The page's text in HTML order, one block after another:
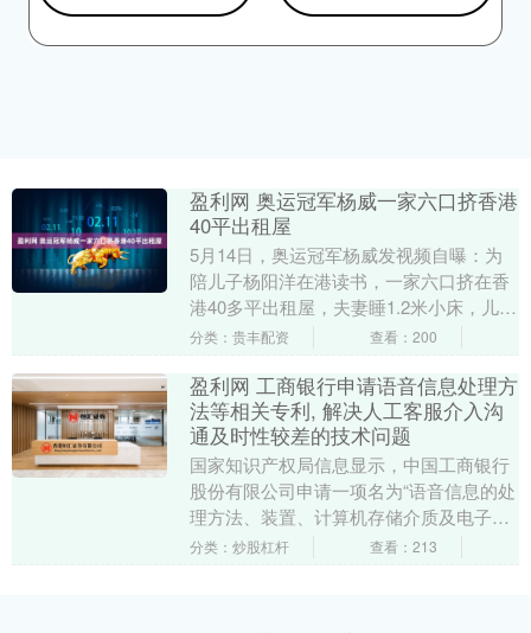
盈利网 奥运冠军杨威一家六口挤香港
40平出租屋
5月14日，奥运冠军杨威发视频自曝：为
陪儿子杨阳洋在港读书，一家六口挤在香
港40多平出租屋，夫妻睡1.2米小床，儿子
睡沙发，早起刷牙要排队。租约到期面临
分类：贵丰配资 查看：200
盈利网 工商银行申请语音信息处理方
法等相关专利, 解决人工客服介入沟
通及时性较差的技术问题
国家知识产权局信息显示，中国工商银行
股份有限公司申请一项名为“语音信息的处
理方法、装置、计算机存储介质及电子设
备”的专利，公开号CN120600017A，申请
分类：炒股杠杆 查看：213